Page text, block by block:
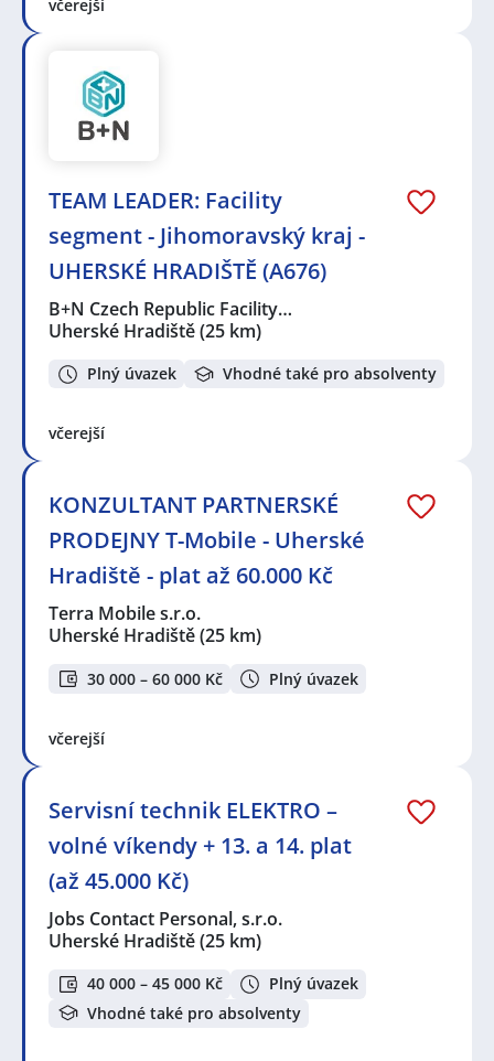
včerejší
TEAM LEADER: Facility
segment - Jihomoravský kraj -
UHERSKÉ HRADIŠTĚ (A676)
B+N Czech Republic Facility…
Uherské Hradiště(25 km)
Plný úvazek Vhodné také pro absolventy
včerejší
KONZULTANT PARTNERSKÉ
PRODEJNY T-Mobile - Uherské
Hradiště - plat až 60.000 Kč
Terra Mobile s.r.o.
Uherské Hradiště(25 km)
30 000 – 60 000 Kč Plný úvazek
včerejší
Servisní technik ELEKTRO –
volné víkendy + 13. a 14. plat
(až 45.000 Kč)
Jobs Contact Personal, s.r.o.
Uherské Hradiště(25 km)
40 000 – 45 000 Kč
Plný úvazek
Vhodné také pro absolventy